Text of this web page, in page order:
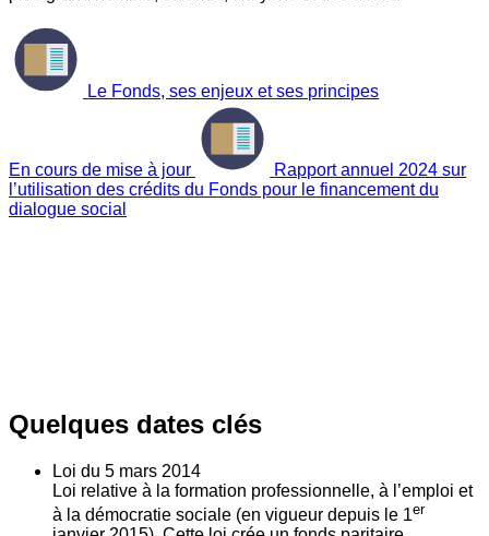
Le Fonds, ses enjeux et ses principes
En cours de mise à jour
Rapport annuel 2024 sur
l’utilisation des crédits du Fonds pour le financement du
dialogue social
Quelques dates clés
Loi du 5 mars 2014
Loi relative à la formation professionnelle, à l’emploi et
à la démocratie sociale (en vigueur depuis le 1er